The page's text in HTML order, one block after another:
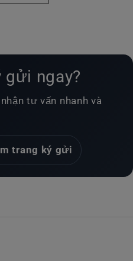
gửi ngay?
tư vấn nhanh và
trang ký gửi